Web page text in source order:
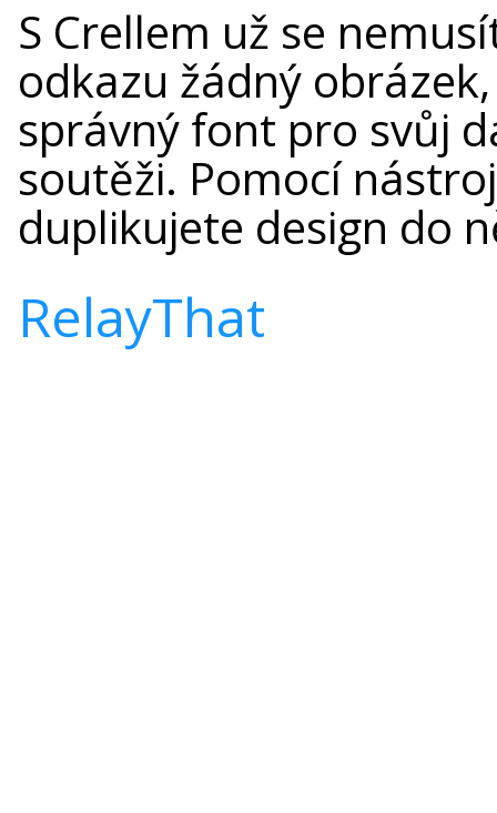
S Crellem už se
odkazu žádný
správný font pro svůj
soutěži. Pomocí
duplikujete design do
RelayThat